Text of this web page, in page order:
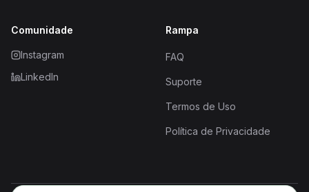
Comunidade
Instagram
LinkedIn
Rampa
FAQ
Suporte
Termos de Uso
Política de Privacidade